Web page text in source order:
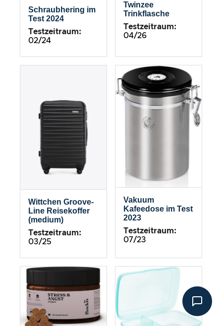
Schraubhering im
Test 2024
Testzeitraum:
02/24
Twinzee
Trinkflasche
Testzeitraum:
04/26
Wittchen Groove-
Line Reisekoffer
(medium)
Testzeitraum:
03/25
Vakuum
Kafeedose im Test
2023
Testzeitraum:
07/23